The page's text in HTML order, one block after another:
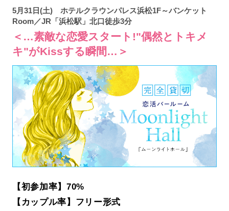
5月31日(土) ホテルクラウンパレス浜松1F～バンケット
Room／JR「浜松駅」北口徒歩3分
＜…素敵な恋愛スタート!"偶然とトキメ
キ"がKissする瞬間…＞
【初参加率】70%
【カップル率】フリー形式